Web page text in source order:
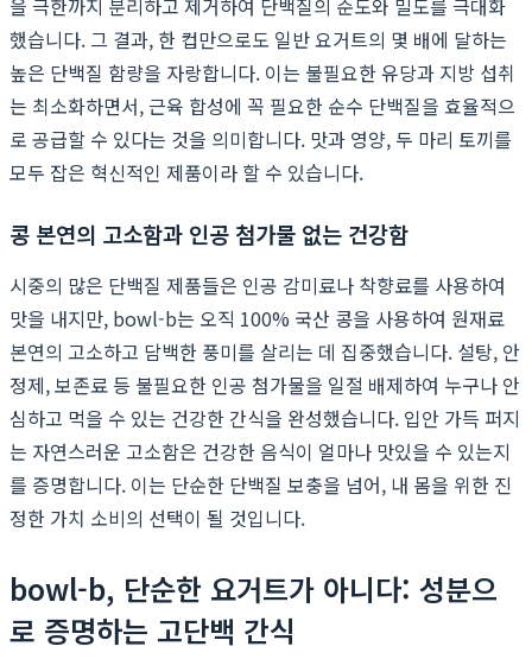
을 극한까지 분리하고 제거하여 단백질의 순도와 밀도를 극대화
했습니다. 그 결과, 한 컵만으로도 일반 요거트의 몇 배에 달하는
높은 단백질 함량을 자랑합니다. 이는 불필요한 유당과 지방 섭취
는 최소화하면서, 근육 합성에 꼭 필요한 순수 단백질을 효율적으
로 공급할 수 있다는 것을 의미합니다. 맛과 영양, 두 마리 토끼를
모두 잡은 혁신적인 제품이라 할 수 있습니다.
콩 본연의 고소함과 인공 첨가물 없는 건강함
시중의 많은 단백질 제품들은 인공 감미료나 착향료를 사용하여
맛을 내지만, bowl-b는 오직 100% 국산 콩을 사용하여 원재료
본연의 고소하고 담백한 풍미를 살리는 데 집중했습니다. 설탕, 안
정제, 보존료 등 불필요한 인공 첨가물을 일절 배제하여 누구나 안
심하고 먹을 수 있는 건강한 간식을 완성했습니다. 입안 가득 퍼지
는 자연스러운 고소함은 건강한 음식이 얼마나 맛있을 수 있는지
를 증명합니다. 이는 단순한 단백질 보충을 넘어, 내 몸을 위한 진
정한 가치 소비의 선택이 될 것입니다.
bowl-b, 단순한 요거트가 아니다: 성분으
로 증명하는 고단백 간식